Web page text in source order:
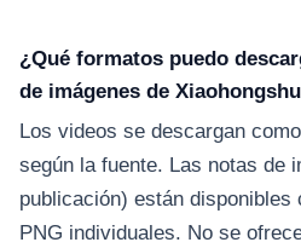
¿Qué formatos puedo
de imágenes de
Los videos se descargan
según la fuente. Las notas de
publicación) están
PNG individuales. No se